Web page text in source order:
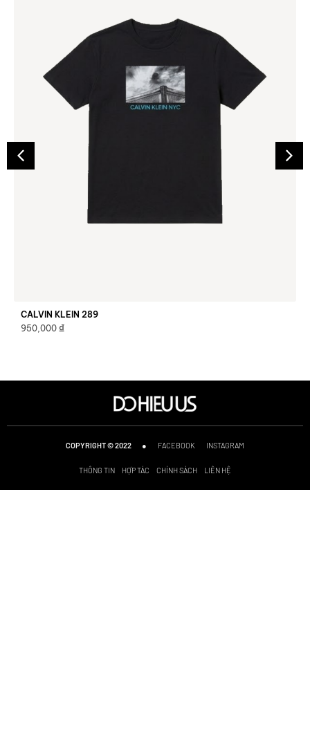
CALVIN KLEIN 289
950,000 ₫
COPYRIGHT © 2022 ● FACEBOOK INSTAGRAM
THÔNG TIN HỢP TÁC CHÍNH SÁCH LIÊN HỆ